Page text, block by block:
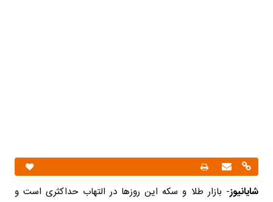
شایانیوز- بازار طلا و سکه این روزها در التهاب حداکثری است و